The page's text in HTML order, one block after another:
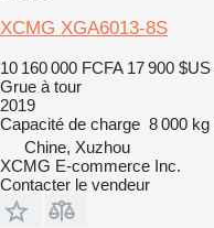
XCMG XGA6013-8S
10 160 000 FCFA 17 900 $US
Grue à tour
2019
Capacité de charge 8 000 kg
Chine, Xuzhou
XCMG E-commerce Inc.
Contacter le vendeur